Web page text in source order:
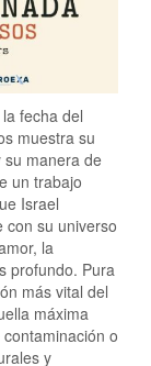
fecha del
muestra su
manera de
un trabajo
Israel
con su universo
la
profundo. Pura
más vital del
máxima
o
y